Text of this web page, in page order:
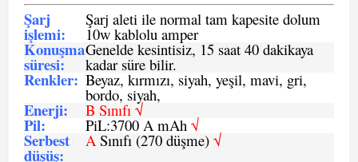
Şarj
işlemi:
Şarj aleti ile normal tam kapesite dolum
10w kablolu amper
Konuşma
süresi:
Genelde kesintisiz, 15 saat 40 dakikaya
kadar süre bilir.
Renkler: Beyaz, kırmızı, siyah, yeşil, mavi, gri,
bordo, siyah,
Enerji: B Sınıfı √
Pil: PiL:3700 A mAh √
Serbest
düşüş:
ASınıfı (270 düşme) √